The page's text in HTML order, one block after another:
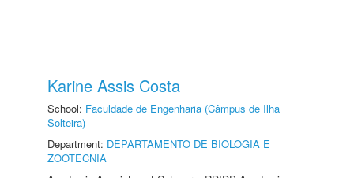
Karine Assis Costa
School: Faculdade de Engenharia (Câmpus de Ilha
Solteira)
Department: DEPARTAMENTO DE BIOLOGIA E
ZOOTECNIA